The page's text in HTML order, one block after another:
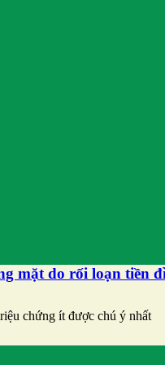
mặt do rối loạn tiền
chứng ít được chú ý nhất